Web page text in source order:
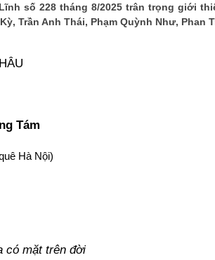
số 228 tháng 8/2025 trân trọng giới
Trần Anh Thái, Phạm Quỳnh Như, Phan
Tám
Hà Nội)
có mặt trên đời